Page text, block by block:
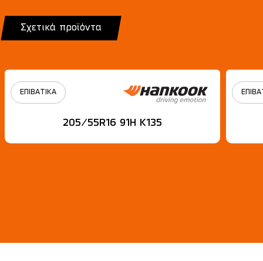
Σχετικά προϊόντα
ΕΠΙΒΑΤΙΚΑ
205/55R16 91H Κ135